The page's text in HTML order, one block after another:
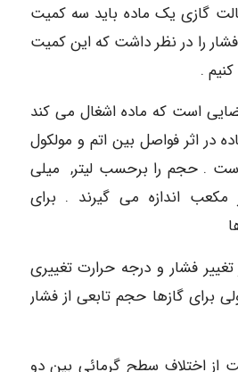
گازی یک ماده باید سه کمیت
را در نظر داشت که این کمیت
.
است که ماده اشغال می کند
در اثر فواصل بین اتم و مولکول
. حجم را برحسب لیتر, میلی
مکعب اندازه می گیرند . برای
فشار و درجه حرارت تغییری
برای گازها حجم تابعی از فشار
از اختلاف سطح گرمائی بین دو